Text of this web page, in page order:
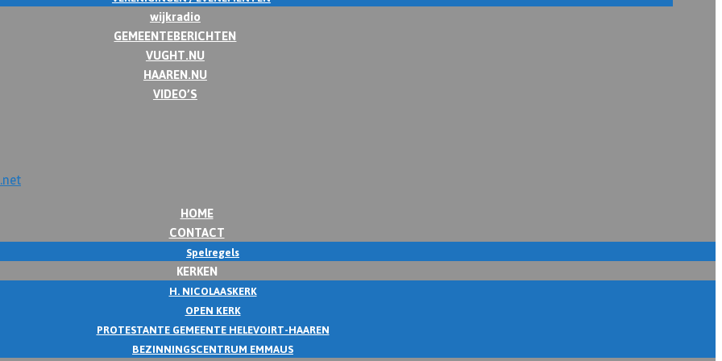
wijkradio
GEMEENTEBERICHTEN
VUGHT.NU
HAAREN.NU
VIDEO’S
HOME
CONTACT
Spelregels
KERKEN
H. NICOLAASKERK
OPEN KERK
PROTESTANTE GEMEENTE HELEVOIRT-HAAREN
BEZINNINGSCENTRUM EMMAUS